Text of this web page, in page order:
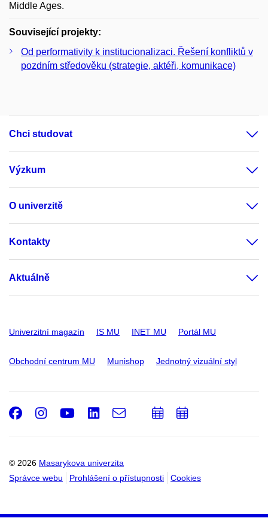
Middle Ages.
Související projekty:
Od performativity k institucionalizaci. Řešení konfliktů v
pozdním středověku (strategie, aktéři, komunikace)
Chci studovat
Výzkum
O univerzitě
Kontakty
Aktuálně
Univerzitní magazín IS MU INET MU Portál MU
Obchodní centrum MU Munishop Jednotný vizuální styl
© 2026 Masarykova univerzita
Správce webu
Prohlášení o přístupnosti Cookies
Facebook
Instagram
Youtube
LinkedIn
e-
PřidatPřidat